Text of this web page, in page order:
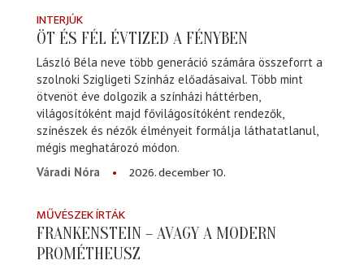
INTERJÚK
ÖT ÉS FÉL ÉVTIZED A FÉNYBEN
László Béla neve több generáció számára összeforrt a
szolnoki Szigligeti Színház előadásaival. Több mint
ötvenöt éve dolgozik a színházi háttérben,
világosítóként majd fővilágosítóként rendezők,
színészek és nézők élményeit formálja láthatatlanul,
mégis meghatározó módon.
Váradi Nóra
2026. december 10.
MŰVÉSZEK ÍRTÁK
FRANKENSTEIN – AVAGY A MODERN
PROMÉTHEUSZ